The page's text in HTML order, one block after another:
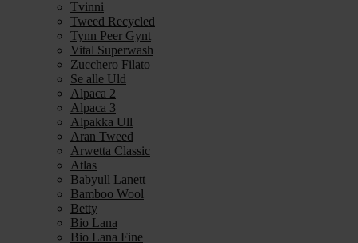
Tvinni
Tweed Recycled
Tynn Peer Gynt
Vital Superwash
Zucchero Filato
Se alle Uld
Alpaca 2
Alpaca 3
Alpakka Ull
Aran Tweed
Arwetta Classic
Atlas
Babyull Lanett
Bamboo Wool
Betty
Bio Lana
Bio Lana Fine